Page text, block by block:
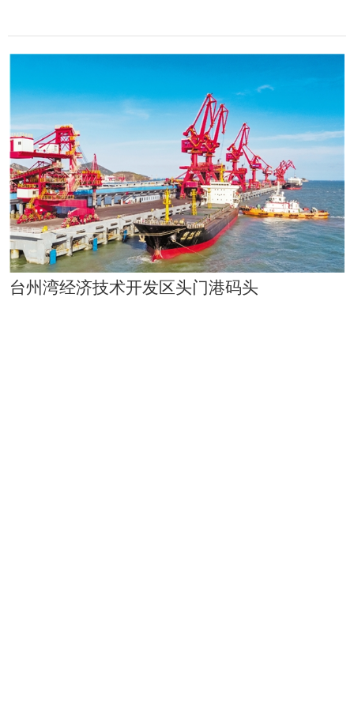
台州湾经济技术开发区头门港码头